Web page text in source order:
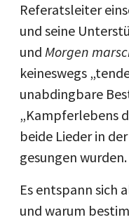
Referatsleiter
und seine
und Morgen
keineswegs
unabdingbare
„Kampferlebens
beide Lieder in
gesungen wurden.
Es entspann sich
und warum